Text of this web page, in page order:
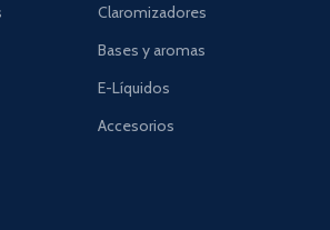
Claromizadores
Bases y aromas
E-Líquidos
Accesorios